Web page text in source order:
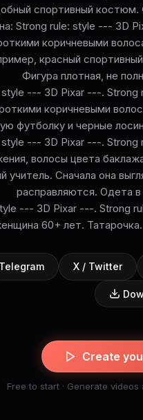
спортивный костюм.
Strong rule: style --- 3D
коричневыми
красный
Фигура плотная, не
--- 3D Pixar ---.
коричневыми
футболку и черные
--- 3D Pixar ---.
волосы цвета
учитель. Сначала она
расправляются. Одета
--- 3D Pixar ---. Strong
60+ лет.
Telegram X / Twitter
Create
Free to start · Generate